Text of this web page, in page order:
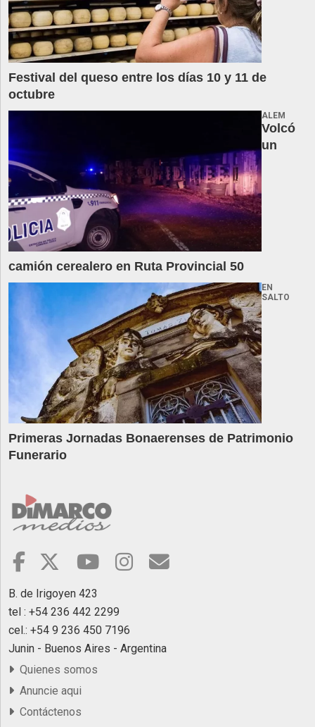
Festival del queso entre los días 10 y 11 de
octubre
ALEM
Volcó
un
camión cerealero en Ruta Provincial 50
EN
SALTO
Primeras Jornadas Bonaerenses de Patrimonio
Funerario
B. de Irigoyen 423
tel : +54 236 442 2299
cel.: +54 9 236 450 7196
Junin - Buenos Aires - Argentina
Quienes somos
Anuncie aqui
Contáctenos